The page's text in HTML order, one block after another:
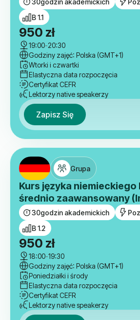
B 1.1
950 zł
19:00-20:30
Godziny zajęć: Polska (GMT+1)
Wtorki i czwartki
Elastyczna data rozpoczęcia
Certyfikat CEFR
Lektorzy native speakerzy
Zapisz Się
Grupa
Kurs języka niemieckiego
średnio zaawansowany
30godzin akademickich
B 1.2
950 zł
18:00-19:30
Godziny zajęć: Polska (GMT+1)
Poniedziałki i środy
Elastyczna data rozpoczęcia
Certyfikat CEFR
Lektorzy native speakerzy